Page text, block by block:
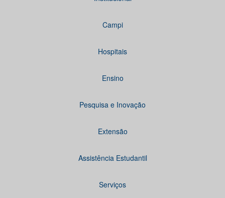
Campi
Hospitais
Ensino
Pesquisa e Inovação
Extensão
Assistência Estudantil
Serviços